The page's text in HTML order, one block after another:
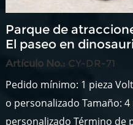
Parque de
El paseo en
Artículo No.: CY-DR-71
Pedido mínimo: 1 pieza
o personalizado Tamaño:
personalizado Término de